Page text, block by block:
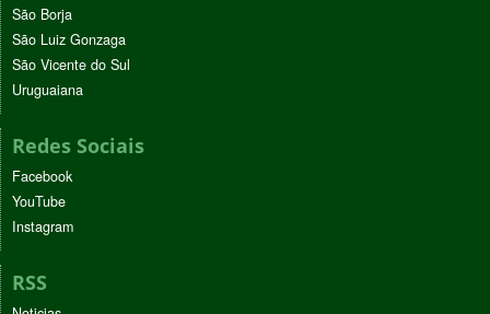
São Borja
São Luiz Gonzaga
São Vicente do Sul
Uruguaiana
Redes Sociais
Facebook
YouTube
Instagram
RSS